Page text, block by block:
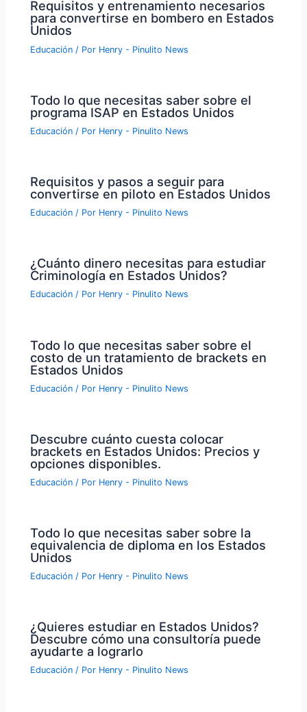
Requisitos y entrenamiento necesarios
para convertirse en bombero en Estados
Unidos
Educación / Por Henry - Pinulito News
Todo lo que necesitas saber sobre el
programa ISAP en Estados Unidos
Educación / Por Henry - Pinulito News
Requisitos y pasos a seguir para
convertirse en piloto en Estados Unidos
Educación / Por Henry - Pinulito News
¿Cuánto dinero necesitas para estudiar
Criminología en Estados Unidos?
Educación / Por Henry - Pinulito News
Todo lo que necesitas saber sobre el
costo de un tratamiento de brackets en
Estados Unidos
Educación / Por Henry - Pinulito News
Descubre cuánto cuesta colocar
brackets en Estados Unidos: Precios y
opciones disponibles.
Educación / Por Henry - Pinulito News
Todo lo que necesitas saber sobre la
equivalencia de diploma en los Estados
Unidos
Educación / Por Henry - Pinulito News
¿Quieres estudiar en Estados Unidos?
Descubre cómo una consultoría puede
ayudarte a lograrlo
Educación / Por Henry - Pinulito News